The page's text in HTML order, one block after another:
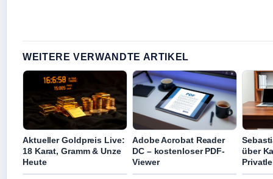
WEITERE VERWANDTE ARTIKEL
Aktueller Goldpreis Live:
18 Karat, Gramm & Unze
Heute
Adobe Acrobat Reader
DC – kostenloser PDF-
Viewer
über